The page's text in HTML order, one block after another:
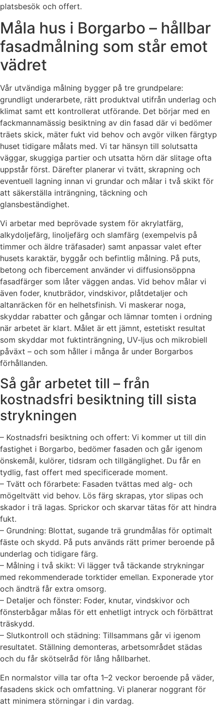
platsbesök och offert.
Måla hus i Borgarbo – hållbar
fasadmålning som står emot
vädret
Vår utvändiga målning bygger på tre grundpelare:
grundligt underarbete, rätt produktval utifrån underlag och
klimat samt ett kontrollerat utförande. Det börjar med en
fackmannamässig besiktning av din fasad där vi bedömer
träets skick, mäter fukt vid behov och avgör vilken färgtyp
huset tidigare målats med. Vi tar hänsyn till solutsatta
väggar, skuggiga partier och utsatta hörn där slitage ofta
uppstår först. Därefter planerar vi tvätt, skrapning och
eventuell lagning innan vi grundar och målar i två skikt för
att säkerställa inträngning, täckning och
glansbeständighet.
Vi arbetar med beprövade system för akrylatfärg,
alkydoljefärg, linoljefärg och slamfärg (exempelvis på
timmer och äldre träfasader) samt anpassar valet efter
husets karaktär, byggår och befintlig målning. På puts,
betong och fibercement använder vi diffusionsöppna
fasadfärger som låter väggen andas. Vid behov målar vi
även foder, knutbrädor, vindskivor, plåtdetaljer och
altanräcken för en helhetsfinish. Vi maskerar noga,
skyddar rabatter och gångar och lämnar tomten i ordning
när arbetet är klart. Målet är ett jämnt, estetiskt resultat
som skyddar mot fuktinträngning, UV-ljus och mikrobiell
påväxt – och som håller i många år under Borgarbos
förhållanden.
Så går arbetet till – från
kostnadsfri besiktning till sista
strykningen
– Kostnadsfri besiktning och offert: Vi kommer ut till din
fastighet i Borgarbo, bedömer fasaden och går igenom
önskemål, kulörer, tidsram och tillgänglighet. Du får en
tydlig, fast offert med specificerade moment.
– Tvätt och förarbete: Fasaden tvättas med alg- och
mögeltvätt vid behov. Lös färg skrapas, ytor slipas och
skador i trä lagas. Sprickor och skarvar tätas för att hindra
fukt.
– Grundning: Blottat, sugande trä grundmålas för optimalt
fäste och skydd. På puts används rätt primer beroende på
underlag och tidigare färg.
– Målning i två skikt: Vi lägger två täckande strykningar
med rekommenderade torktider emellan. Exponerade ytor
och ändträ får extra omsorg.
– Detaljer och fönster: Foder, knutar, vindskivor och
fönsterbågar målas för ett enhetligt intryck och förbättrat
träskydd.
– Slutkontroll och städning: Tillsammans går vi igenom
resultatet. Ställning demonteras, arbetsområdet städas
och du får skötselråd för lång hållbarhet.
En normalstor villa tar ofta 1–2 veckor beroende på väder,
fasadens skick och omfattning. Vi planerar noggrant för
att minimera störningar i din vardag.